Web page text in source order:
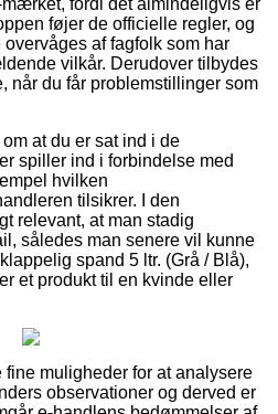
føjer de officielle regler, og
af fagfolk som har
vilkår. Derudover tilbydes
når du får problemstillinger som
at du er sat ind i de
spiller ind i forbindelse med
hvilken
tilsikrer. I den
relevant, at man stadig
således man senere vil kunne
spand 5 ltr. (Grå / Blå),
et produkt til en kvinde eller
fine muligheder for at analysere
observationer og derved er